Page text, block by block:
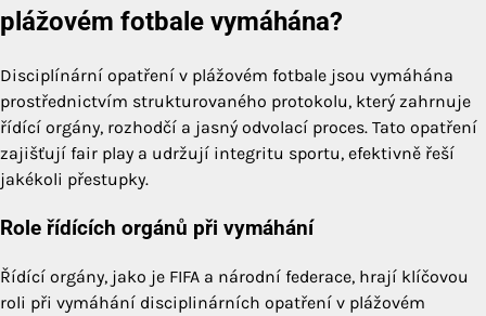
plážovém fotbale vymáhána?
Disciplínární opatření v plážovém fotbale jsou vymáhána
prostřednictvím strukturovaného protokolu, který zahrnuje
řídící orgány, rozhodčí a jasný odvolací proces. Tato opatření
zajišťují fair play a udržují integritu sportu, efektivně řeší
jakékoli přestupky.
Role řídících orgánů při vymáhání
Řídící orgány, jako je FIFA a národní federace, hrají klíčovou
roli při vymáhání disciplinárních opatření v plážovém